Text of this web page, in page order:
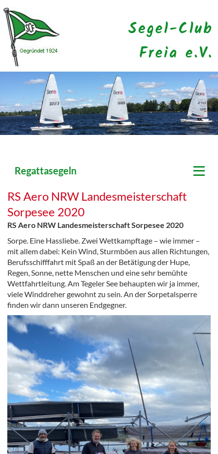
Segel-Club
Freia e.V.
Regattasegeln ≡
RS Aero NRW Landesmeisterschaft
Sorpesee 2020
RS Aero NRW Landesmeisterschaft Sorpesee 2020
Sorpe. Eine Hassliebe. Zwei Wettkampftage – wie immer –
mit allem dabei: Kein Wind, Sturmböen aus allen Richtungen,
Berufsschifffahrt mit Spaß an der Betätigung der Hupe,
Regen, Sonne, nette Menschen und eine sehr bemühte
Wettfahrtleitung. Am Tegeler See behaupten wir ja immer,
viele Winddreher gewohnt zu sein. An der Sorpetalsperre
finden wir dann unseren Endgegner.